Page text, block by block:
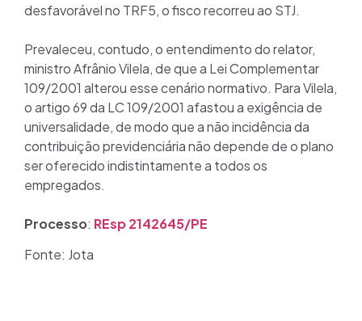
desfavorável no TRF5, o fisco recorreu ao STJ.
Prevaleceu, contudo, o entendimento do relator,
ministro Afrânio Vilela, de que a Lei Complementar
109/2001 alterou esse cenário normativo. Para Vilela,
o artigo 69 da LC 109/2001 afastou a exigência de
universalidade, de modo que a não incidência da
contribuição previdenciária não depende de o plano
ser oferecido indistintamente a todos os
empregados.
Processo: REsp 2142645/PE
Fonte: Jota